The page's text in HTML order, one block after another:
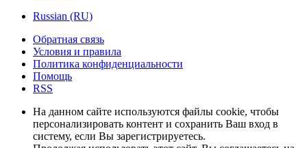
Russian (RU)
Обратная связь
Условия и правила
Политика конфиденциальности
Помощь
RSS
На данном сайте используются файлы cookie, чтобы
персонализировать контент и сохранить Ваш вход в
систему, если Вы зарегистрируетесь.